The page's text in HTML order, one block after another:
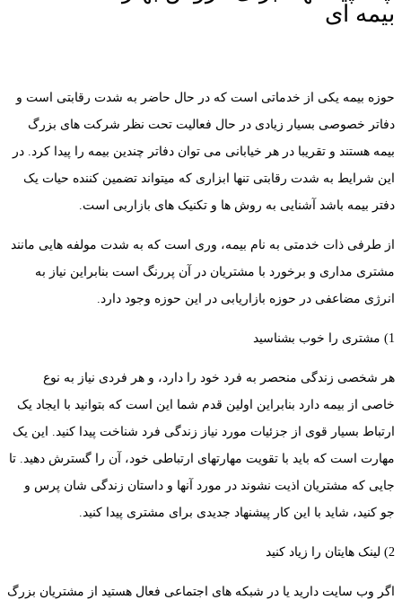
بیمه ای
حوزه بیمه یکی از خدماتی است که در حال حاضر به شدت رقابتی است و
دفاتر خصوصی بسیار زیادی در حال فعالیت تحت نظر شرکت های بزرگ
بیمه هستند و تقریبا در هر خیابانی می توان دفاتر چندین بیمه را پیدا کرد. در
این شرایط به شدت رقابتی تنها ابزاری که میتواند تضمین کننده حیات یک
دفتر بیمه باشد آشنایی به روش ها و تکنیک های بازاربی است.
از طرفی ذات خدمتی به نام بیمه، وری است که به شدت مولفه هایی مانند
مشتری مداری و برخورد با مشتریان در آن پررنگ است بنابراین نیاز به
انرژی مضاعفی در حوزه بازاریابی در این حوزه وجود دارد.
1) مشتری را خوب بشناسید
هر شخصی زندگی منحصر به فرد خود را دارد، و هر فردی نیاز به نوع
خاصی از بیمه دارد بنابراین اولین قدم شما این است که بتوانید با ایجاد یک
ارتباط بسیار قوی از جزئیات مورد نیاز زندگی فرد شناخت پیدا کنید. این یک
مهارت است که باید با تقویت مهارتهای ارتباطی خود، آن را گسترش دهید. تا
جایی که مشتریان اذیت نشوند در مورد آنها و داستان زندگی شان پرس و
جو کنید، شاید با این کار پیشنهاد جدیدی برای مشتری پیدا کنید.
2) لینک هایتان را زیاد کنید
اگر وب سایت دارید یا در شبکه های اجتماعی فعال هستید از مشتریان بزرگ